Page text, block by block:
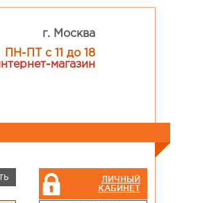
г. Москва
ПН-ПТ с 11 до 18
магазин
ЛИЧНЫЙ
КАБИНЕТ